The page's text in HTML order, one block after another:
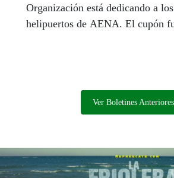
Organización está dedicando a
helipuertos de AENA. El cupón
Ver Boletines Anteriores